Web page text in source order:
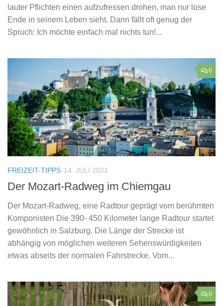
lauter Pflichten einen aufzufressen drohen, man nur lose
Ende in seinem Leben sieht. Dann fällt oft genug der
Spruch: Ich möchte einfach mal nichts tun!...
0
FREIZEIT-TIPPS 14. JULI 2021
Der Mozart-Radweg im Chiemgau
Der Mozart-Radweg, eine Radtour geprägt vom berühmten
Komponisten Die 390- 450 Kilometer lange Radtour startet
gewöhnlich in Salzburg. Die Länge der Strecke ist
abhängig von möglichen weiteren Sehenswürdigkeiten
etwas abseits der normalen Fahrstrecke. Vom...
0